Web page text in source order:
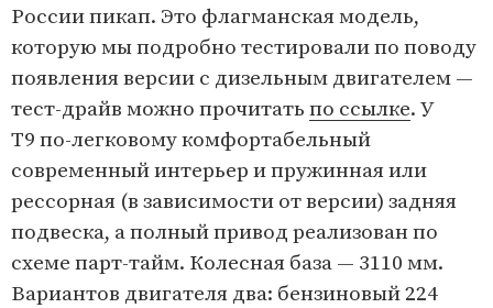
России пикап. Это флагманская модель,
которую мы подробно тестировали по поводу
появления версии с дизельным двигателем —
тест-драйв можно прочитать по ссылке. У
T9 по-легковому комфортабельный
современный интерьер и пружинная или
рессорная (в зависимости от версии) задняя
подвеска, а полный привод реализован по
схеме парт-тайм. Колесная база — 3110 мм.
Вариантов двигателя два: бензиновый 224